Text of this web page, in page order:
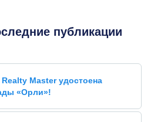
публикации
Master удостоена
«Орли»!